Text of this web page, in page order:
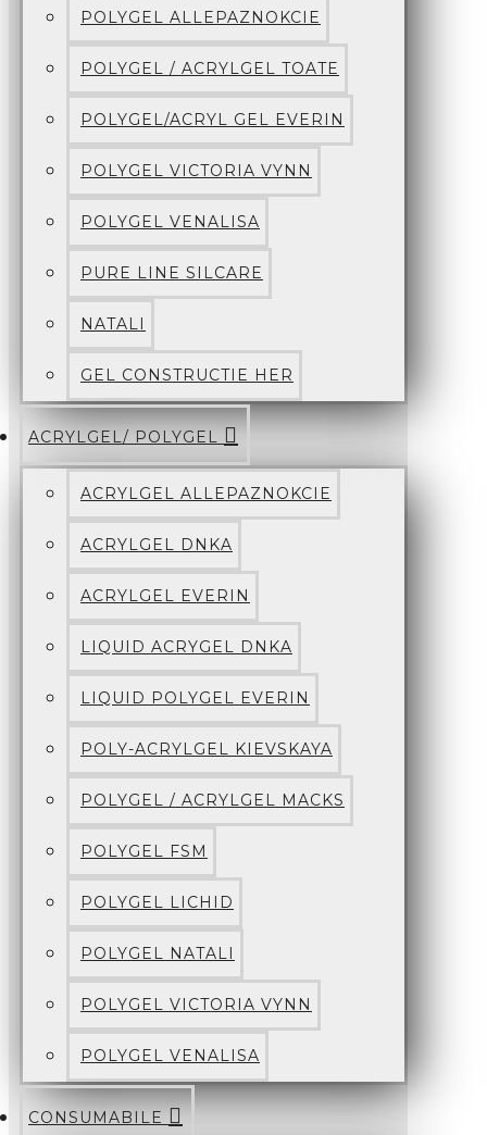
POLYGEL ALLEPAZNOKCIE
POLYGEL / ACRYLGEL TOATE
POLYGEL/ACRYL GEL EVERIN
POLYGEL VICTORIA VYNN
POLYGEL VENALISA
PURE LINE SILCARE
NATALI
GEL CONSTRUCTIE HER
ACRYLGEL/ POLYGEL
ACRYLGEL ALLEPAZNOKCIE
ACRYLGEL DNKA
ACRYLGEL EVERIN
LIQUID ACRYGEL DNKA
LIQUID POLYGEL EVERIN
POLY-ACRYLGEL KIEVSKAYA
POLYGEL / ACRYLGEL MACKS
POLYGEL FSM
POLYGEL LICHID
POLYGEL NATALI
POLYGEL VICTORIA VYNN
POLYGEL VENALISA
CONSUMABILE